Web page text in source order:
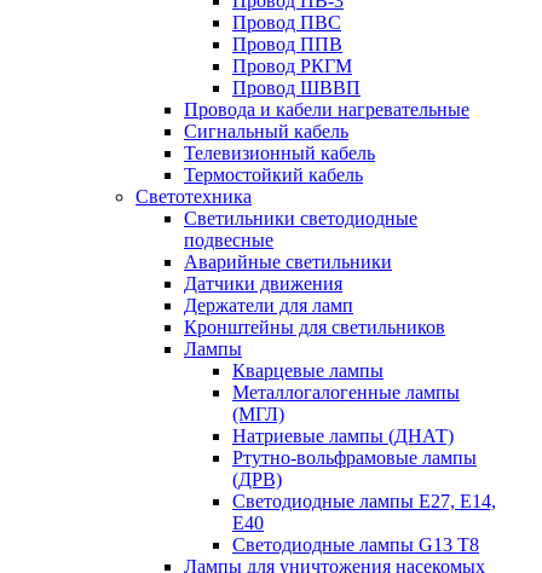
Провод ПВС
Провод ППВ
Провод РКГМ
Провод ШВВП
Провода и кабели нагревательные
Сигнальный кабель
Телевизионный кабель
Термостойкий кабель
Светотехника
Cветильники светодиодные
подвесные
Аварийные светильники
Датчики движения
Держатели для ламп
Кронштейны для светильников
Лампы
Кварцевые лампы
Металлогалогенные лампы
(МГЛ)
Натриевые лампы (ДНАТ)
Ртутно-вольфрамовые лампы
(ДРВ)
Светодиодные лампы E27, E14,
E40
Светодиодные лампы G13 Т8
Лампы для уничтожения насекомых